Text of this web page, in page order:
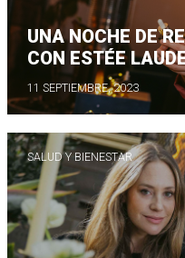
UNA NOCHE DE
CON ESTÉE
11 SEPTIEMBRE, 2023
SALUD Y BIENESTAR